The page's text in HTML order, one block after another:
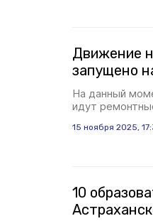
Движение
запущено
На данный
идут
15 ноября 2025,
10